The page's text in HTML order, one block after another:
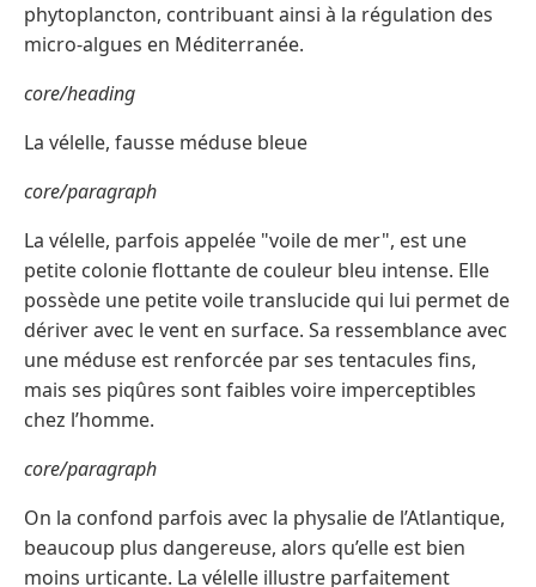
phytoplancton, contribuant ainsi à la régulation des
micro-algues en Méditerranée.
core/heading
La vélelle, fausse méduse bleue
core/paragraph
La vélelle, parfois appelée "voile de mer", est une
petite colonie flottante de couleur bleu intense. Elle
possède une petite voile translucide qui lui permet de
dériver avec le vent en surface. Sa ressemblance avec
une méduse est renforcée par ses tentacules fins,
mais ses piqûres sont faibles voire imperceptibles
chez l’homme.
core/paragraph
On la confond parfois avec la physalie de l’Atlantique,
beaucoup plus dangereuse, alors qu’elle est bien
moins urticante. La vélelle illustre parfaitement